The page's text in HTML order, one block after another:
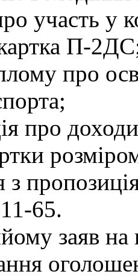
участь у
П-
про
про
з
65.
заяв на